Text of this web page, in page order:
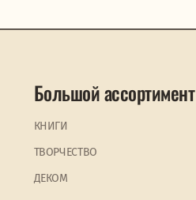
Большой ассортимент
КНИГИ
ТВОРЧЕСТВО
ДЕКОМ